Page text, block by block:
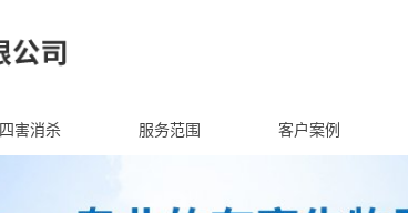
四害消杀 服务范围 客户案例